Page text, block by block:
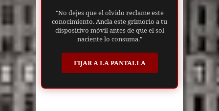
"No dejes que el olvido reclame este
conocimiento. Ancla este grimorio a tu
dispositivo móvil antes de que el sol
naciente lo consuma."
FIJAR A LA PANTALLA